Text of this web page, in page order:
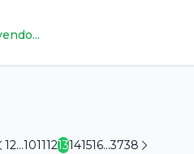
12...10111213141516...3738